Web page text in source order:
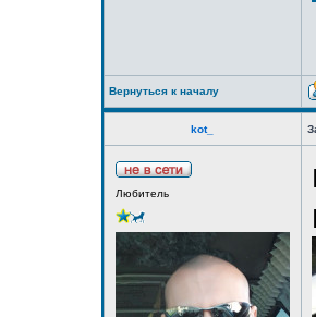
Вернуться к началу
kot_
Любитель